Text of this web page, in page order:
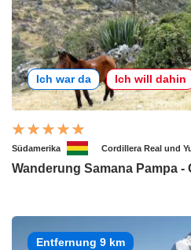
Ich war da Ich will dahin
Südamerika Cordillera Real und
Wanderung Samana Pampa -
Entfernung 9 km